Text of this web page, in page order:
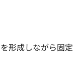
形成しながら固定